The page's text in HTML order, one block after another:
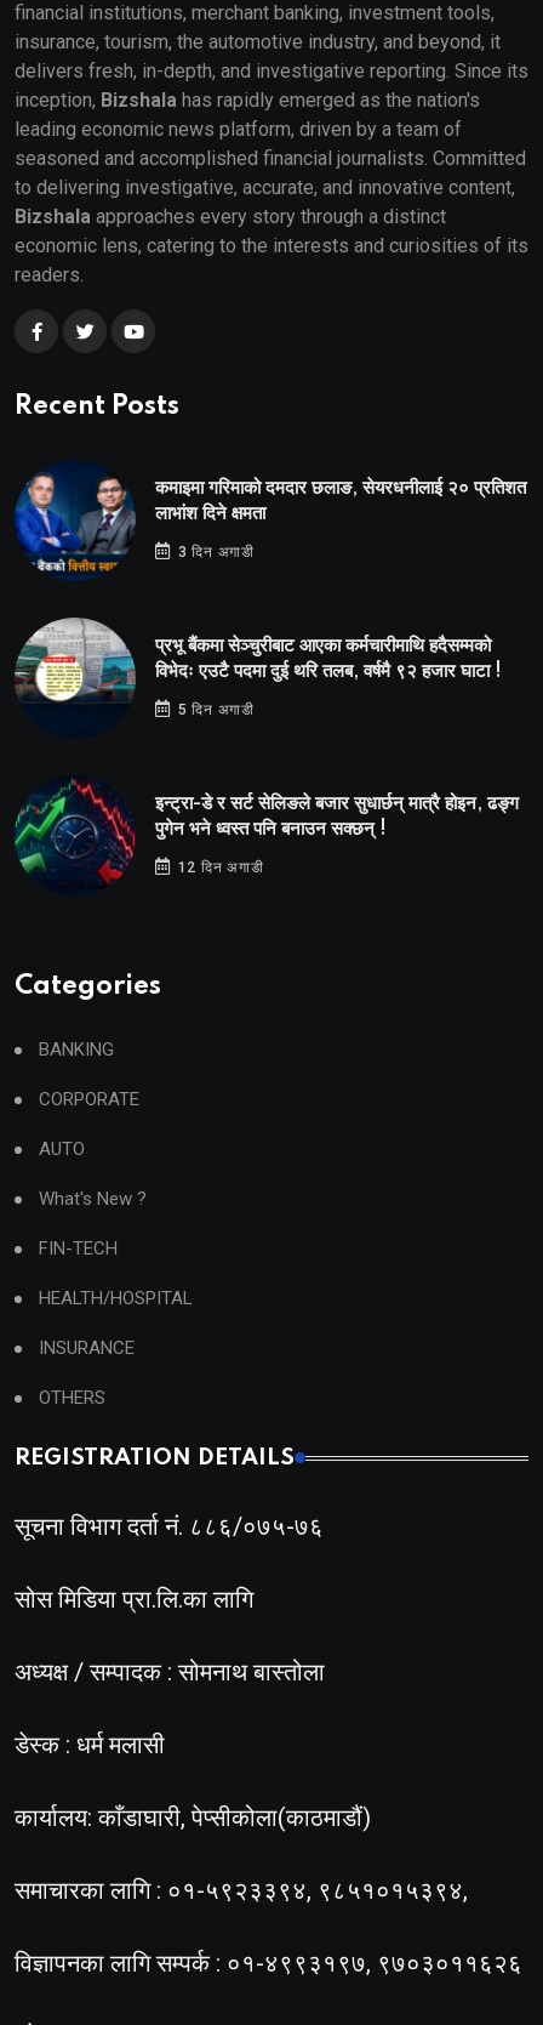
financial institutions, merchant banking, investment tools,
insurance, tourism, the automotive industry, and beyond, it
delivers fresh, in-depth, and investigative reporting. Since its
inception, Bizshala has rapidly emerged as the nation's
leading economic news platform, driven by a team of
seasoned and accomplished financial journalists. Committed
to delivering investigative, accurate, and innovative content,
Bizshala approaches every story through a distinct
economic lens, catering to the interests and curiosities of its
readers.
Recent Posts
कमाइमा गरिमाको दमदार छलाङ, सेयरधनीलाई २० प्रतिशत
लाभांश दिने क्षमता
3 दिन अगाडी
प्रभू बैंकमा सेञ्चुरीबाट आएका कर्मचारीमाथि हदैसम्मको
विभेदः एउटै पदमा दुई थरि तलब, वर्षमै ९२ हजार घाटा !
5 दिन अगाडी
इन्ट्रा-डे र सर्ट सेलिङले बजार सुधार्छन् मात्रै होइन, ढङ्ग
पुगेन भने ध्वस्त पनि बनाउन सक्छन् !
12 दिन अगाडी
Categories
BANKING
CORPORATE
AUTO
What's New ?
FIN-TECH
HEALTH/HOSPITAL
INSURANCE
OTHERS
REGISTRATION DETAILS
सूचना विभाग दर्ता नं. ८८६/०७५-७६
सोस मिडिया प्रा.लि.का लागि
अध्यक्ष / सम्पादक : सोमनाथ बास्तोला
डेस्क : धर्म मलासी
कार्यालय: काँडाघारी, पेप्सीकोला(काठमाडौं)
समाचारका लागि : ०१-५९२३३९४, ९८५१०१५३९४,
विज्ञापनका लागि सम्पर्क : ०१-४९९३१९७, ९७०३०११६२६